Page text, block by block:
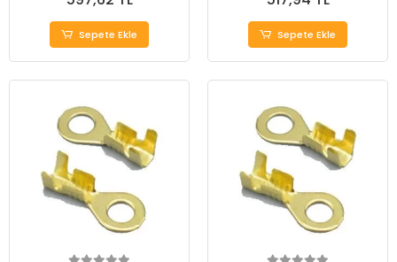
Sepete Ekle Sepete Ekle